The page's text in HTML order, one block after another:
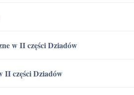
w II części Dziadów
II części Dziadów